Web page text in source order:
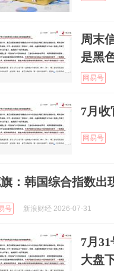
周末
是黑
网易号
7月收
网易号
：韩国综合指数出
号 新浪财经 2026-07-31
7月
大盘